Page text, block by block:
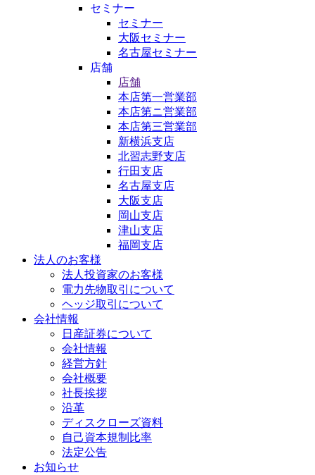
セミナー
セミナー
大阪セミナー
名古屋セミナー
店舗
店舗
本店第一営業部
本店第ニ営業部
本店第三営業部
新横浜支店
北習志野支店
行田支店
名古屋支店
大阪支店
岡山支店
津山支店
福岡支店
法人のお客様
法人投資家のお客様
電力先物取引について
ヘッジ取引について
会社情報
日産証券について
会社情報
経営方針
会社概要
社長挨拶
沿革
ディスクローズ資料
自己資本規制比率
法定公告
お知らせ